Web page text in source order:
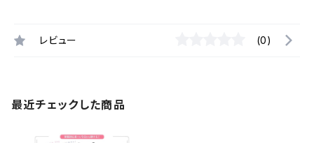
レビュー (0)
最近チェックした商品